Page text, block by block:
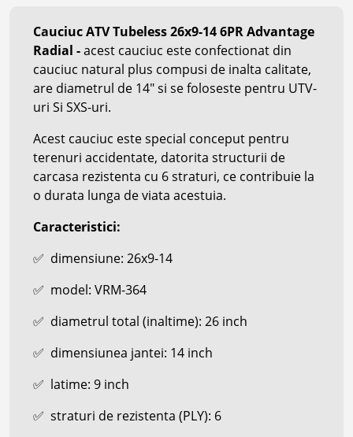
Cauciuc ATV Tubeless 26x9-14 6PR Advantage
Radial -acest cauciuc este confectionat din
cauciuc natural plus compusi de inalta calitate,
are diametrul de 14" si se foloseste pentru UTV-
uri Si SXS-uri.
Acest cauciuc este special conceput pentru
terenuri accidentate, datorita structurii de
carcasa rezistenta cu 6 straturi, ce contribuie la
o durata lunga de viata acestuia.
Caracteristici:
✅ dimensiune: 26x9-14
✅ model: VRM-364
✅ diametrul total (inaltime): 26 inch
✅ dimensiunea jantei: 14 inch
✅ latime: 9 inch
✅ straturi de rezistenta (PLY): 6